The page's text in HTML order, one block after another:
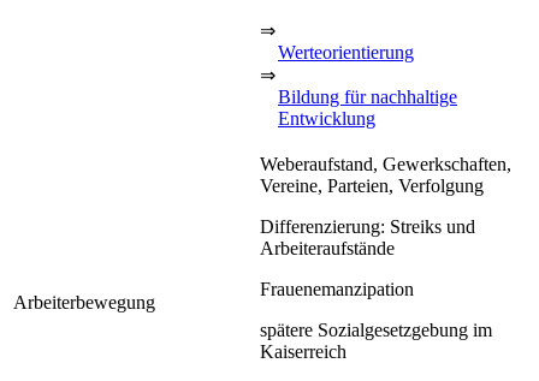
⇒
Werteorientierung
⇒
Bildung für nachhaltige
Entwicklung
Arbeiterbewegung
Weberaufstand, Gewerkschaften,
Vereine, Parteien, Verfolgung
Differenzierung: Streiks und
Arbeiteraufstände
Frauenemanzipation
spätere Sozialgesetzgebung im
Kaiserreich